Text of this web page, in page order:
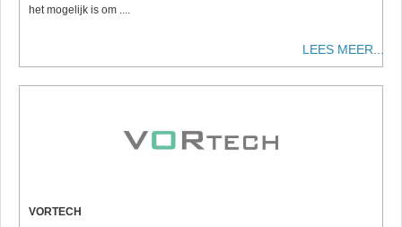
het mogelijk is om ....
LEES MEER...
VORTECH